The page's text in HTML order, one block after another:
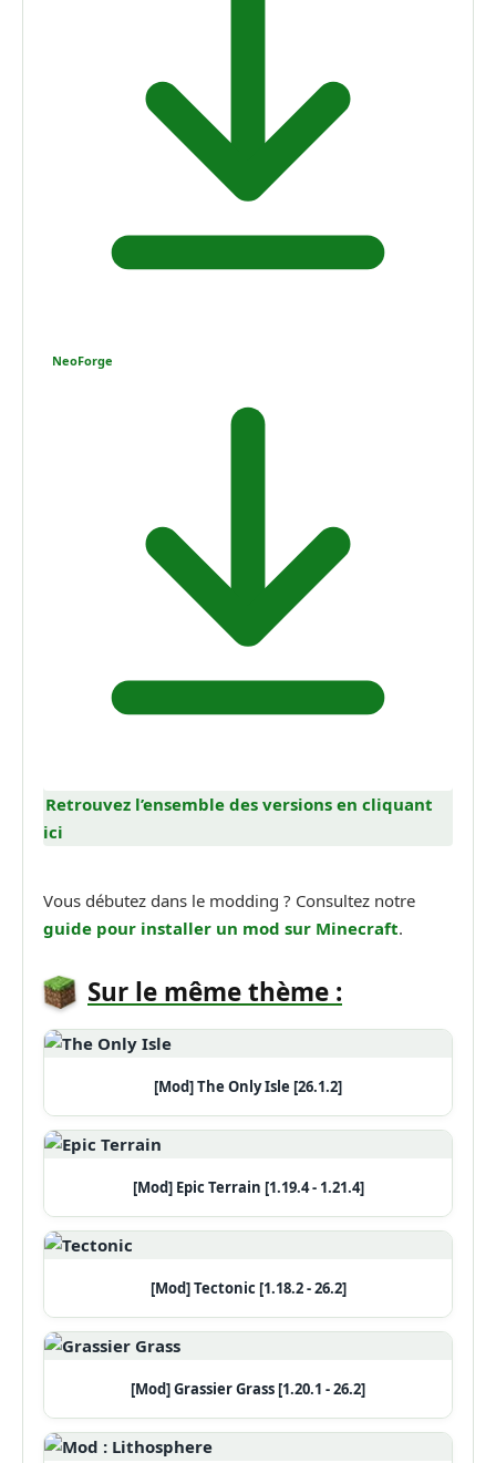
NeoForge
Retrouvez l’ensemble des versions en cliquant
ici
Vous débutez dans le modding ? Consultez notre
guide pour installer un mod sur Minecraft.
Sur le même thème :
[Mod] The Only Isle [26.1.2]
[Mod] Epic Terrain [1.19.4 - 1.21.4]
[Mod] Tectonic [1.18.2 - 26.2]
[Mod] Grassier Grass [1.20.1 - 26.2]